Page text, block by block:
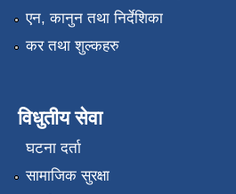
एन, कानुन तथा निर्देशिका
कर तथा शुल्कहरु
विधुतीय सेवा
घटना दर्ता
सामाजिक सुरक्षा